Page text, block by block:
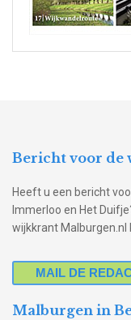
Bericht voor de
Heeft u een bericht
Immerloo en Het
wijkkrant Malburgen.nl
MAIL DE
Malburgen in